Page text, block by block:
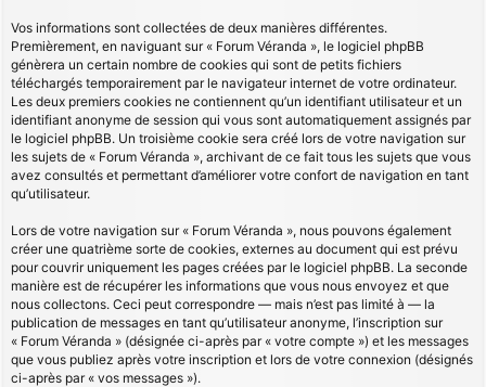
Vos informations sont collectées de deux manières différentes.
Premièrement, en naviguant sur « Forum Véranda », le logiciel phpBB
génèrera un certain nombre de cookies qui sont de petits fichiers
téléchargés temporairement par le navigateur internet de votre ordinateur.
Les deux premiers cookies ne contiennent qu’un identifiant utilisateur et un
identifiant anonyme de session qui vous sont automatiquement assignés par
le logiciel phpBB. Un troisième cookie sera créé lors de votre navigation sur
les sujets de « Forum Véranda », archivant de ce fait tous les sujets que vous
avez consultés et permettant d’améliorer votre confort de navigation en tant
qu’utilisateur.
Lors de votre navigation sur « Forum Véranda », nous pouvons également
créer une quatrième sorte de cookies, externes au document qui est prévu
pour couvrir uniquement les pages créées par le logiciel phpBB. La seconde
manière est de récupérer les informations que vous nous envoyez et que
nous collectons. Ceci peut correspondre — mais n’est pas limité à — la
publication de messages en tant qu’utilisateur anonyme, l’inscription sur
« Forum Véranda » (désignée ci-après par « votre compte ») et les messages
que vous publiez après votre inscription et lors de votre connexion (désignés
ci-après par « vos messages »).